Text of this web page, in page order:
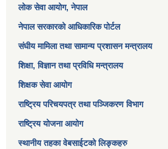
लोक सेवा आयोग, नेपाल
नेपाल सरकारको आधिकारिक पोर्टल
संघीय मामिला तथा सामान्य प्रशासन मन्त्रालय
शिक्षा, विज्ञान तथा प्रविधि मन्त्रालय
शिक्षक सेवा आयोग
राष्ट्रिय परिचयपत्र तथा पञ्जिकरण विभाग
राष्ट्रिय योजना आयोग
स्थानीय तहका वेबसाईटको लिङ्कहरु